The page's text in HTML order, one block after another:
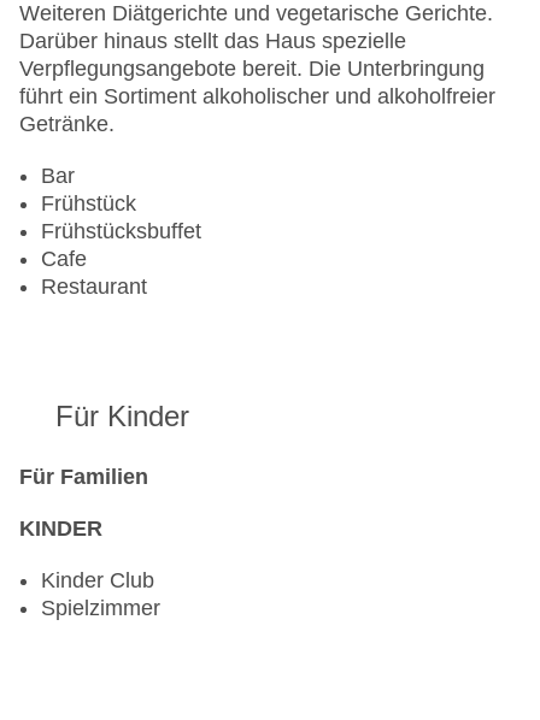
Weiteren Diätgerichte und vegetarische Gerichte.
Darüber hinaus stellt das Haus spezielle
Verpflegungsangebote bereit. Die Unterbringung
führt ein Sortiment alkoholischer und alkoholfreier
Getränke.
Bar
Frühstück
Frühstücksbuffet
Cafe
Restaurant
Für Kinder
Für Familien
KINDER
Kinder Club
Spielzimmer